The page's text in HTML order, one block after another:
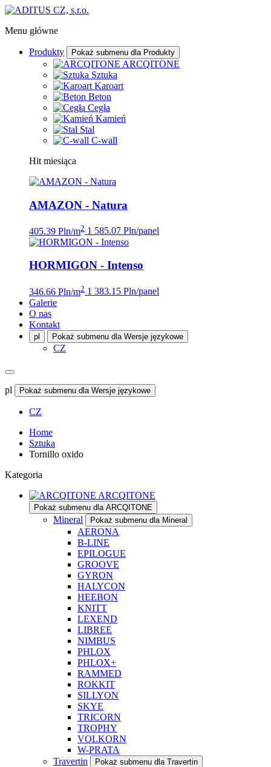
Menu główne
Produkty Pokaż submenu dla Produkty
ARCQITONE
Sztuka
Karoart
Beton
Cegła
Kamień
Stal
C-wall
Hit miesiąca
AMAZON - Natura
405.39 Pln/m2 1 585.07 Pln/panel
HORMIGON - Intenso
346.66 Pln/m2 1 383.15 Pln/panel
Galerie
O nas
Kontakt
pl Pokaż submenu dla Wersje językowe
CZ
pl Pokaż submenu dla Wersje językowe
CZ
Home
Sztuka
Tornillo oxido
Kategoria
ARCQITONE
Pokaż submenu dla ARCQITONE
Mineral Pokaż submenu dla Mineral
AERONA
B-LINE
EPILOGUE
GROOVE
GYRON
HALYCON
HEEBON
KNITT
LEXEND
LIBREE
NIMBUS
PHLOX
PHLOX+
RAMMED
ROKKIT
SILLYON
SKYE
TRICORN
TROPHY
VOLKORN
W-PRATA
Travertin
Pokaż submenu dla Travertin